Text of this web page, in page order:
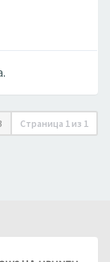
Страница 1 из 1